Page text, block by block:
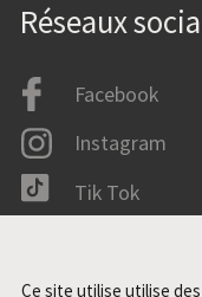
Réseaux
Facebook
Instagram
Tik Tok
IMDB
Ce site utilise utilise